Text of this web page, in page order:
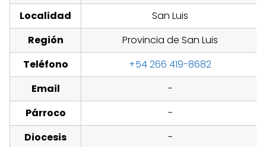
Localidad
San Luis
Región
Provincia de San Luis
Teléfono
+54 266 419-8682
Email
-
Párroco
-
Diocesis
-